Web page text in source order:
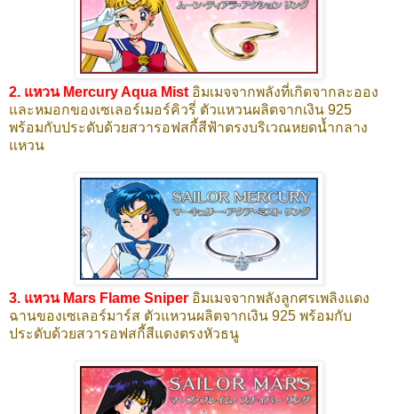
2. แหวน Mercury Aqua Mist อิมเมจจากพลังที่เกิดจากละออง
และหมอกของเซเลอร์เมอร์คิวรี่ ตัวแหวนผลิตจากเงิน 925
พร้อมกับประดับด้วยสวารอฟสกี้สีฟ้าตรงบริเวณหยดน้ำกลาง
แหวน
3. แหวน Mars Flame Sniper อิมเมจจากพลังลูกศรเพลิงแดง
ฉานของเซเลอร์มาร์ส ตัวแหวนผลิตจากเงิน 925 พร้อมกับ
ประดับด้วยสวารอฟสกี้สีแดงตรงหัวธนู